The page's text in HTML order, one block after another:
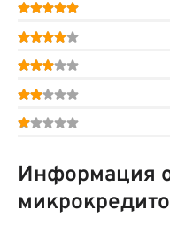
Информация